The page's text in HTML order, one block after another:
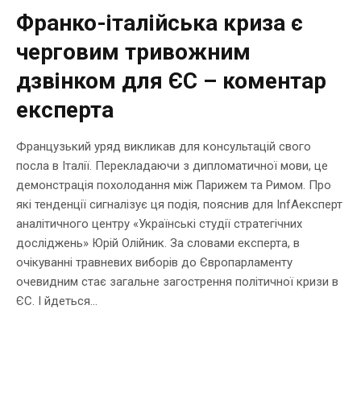
Франко-італійська криза є
черговим тривожним
дзвінком для ЄС – коментар
експерта
Французький уряд викликав для консультацій свого
посла в Італії. Перекладаючи з дипломатичної мови, це
демонстрація похолодання між Парижем та Римом. Про
які тенденції сигналізує ця подія, пояснив для InfAексперт
аналітичного центру «Українські студії стратегічних
досліджень» Юрій Олійник. За словами експерта, в
очікуванні травневих виборів до Європарламенту
очевидним стає загальне загострення політичної кризи в
ЄС. І йдеться...